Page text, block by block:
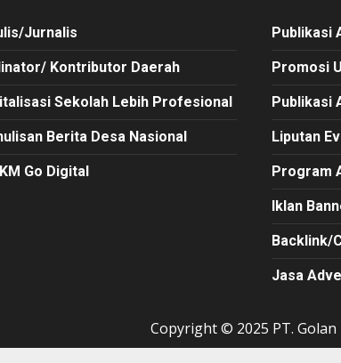
Jurnalis
Kontributor Daerah
Sekolah Lebih Profesional
Berita Desa Nasional
Go Digital
Publikasi
Promosi
Publikasi
Liputan
Program
Iklan
Backlink/
Jasa
Copyright © 2025 PT.